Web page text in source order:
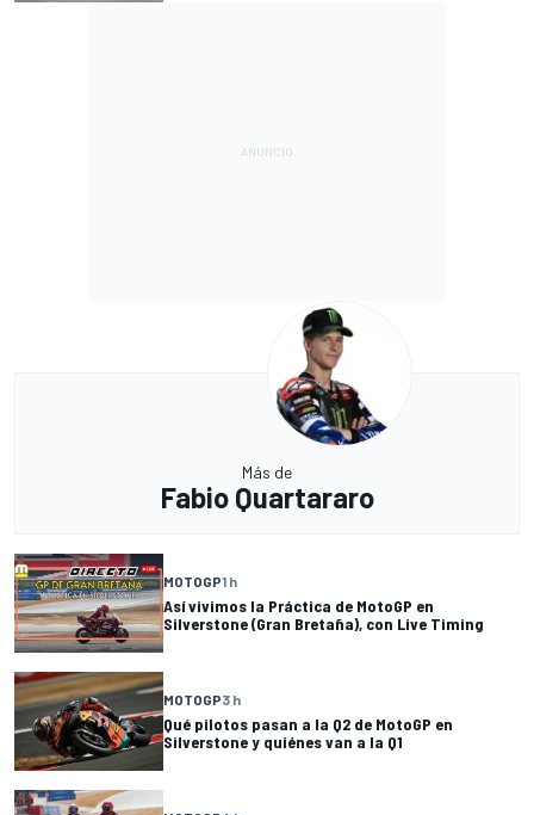
Más de
Fabio Quartararo
MOTOGP1 h
Así vivimos la Práctica de MotoGP en
Silverstone (Gran Bretaña), con Live Timing
MOTOGP3 h
Qué pilotos pasan a la Q2 de MotoGP en
Silverstone y quiénes van a la Q1